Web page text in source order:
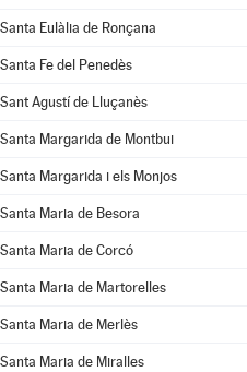
Santa Eulàlia de Ronçana
Santa Fe del Penedès
Sant Agustí de Lluçanès
Santa Margarida de Montbui
Santa Margarida i els Monjos
Santa Maria de Besora
Santa Maria de Corcó
Santa Maria de Martorelles
Santa Maria de Merlès
Santa Maria de Miralles